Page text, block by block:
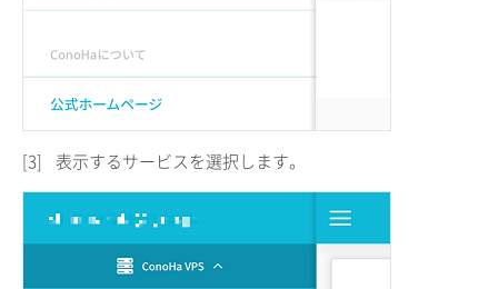
[3] 表示するサービスを選択します。